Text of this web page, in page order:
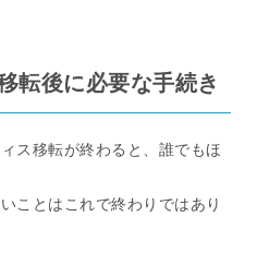
転後に必要な手続き
ス移転が終わると、誰でもほ
ことはこれで終わりではあり